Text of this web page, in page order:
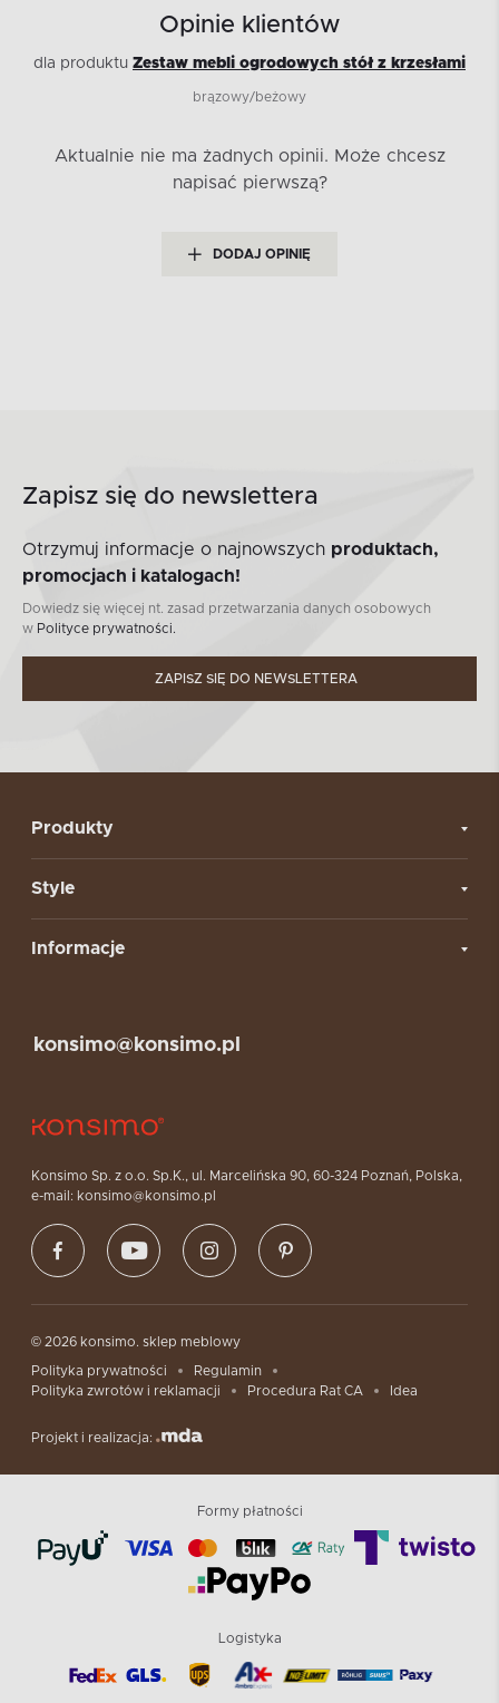
Opinie klientów
dla produktu Zestaw mebli ogrodowych stół z krzesłami
brązowy/beżowy
Aktualnie nie ma żadnych opinii. Może chcesz
napisać pierwszą?
DODAJ OPINIĘ
Zapisz się do newslettera
Otrzymuj informacje o najnowszych produktach,
promocjach i katalogach!
Dowiedz się więcej nt. zasad przetwarzania danych osobowych
w Polityce prywatności.
ZAPISZ SIĘ DO NEWSLETTERA
Produkty
Style
Informacje
Konsimo Sp. z o.o. Sp.K., ul. Marcelińska 90, 60-324 Poznań, Polska,
e-mail: konsimo@konsimo.pl
konsimo@konsimo.pl
© 2026 konsimo. sklep meblowy
Polityka prywatności
Regulamin
Polityka zwrotów i reklamacji
Procedura Rat CA Idea
Projekt i realizacja:
Formy płatności
Logistyka